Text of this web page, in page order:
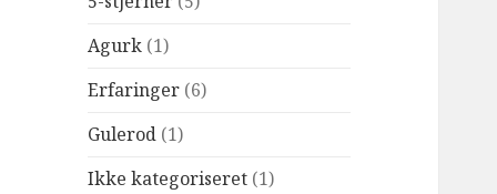
Agurk (1)
Erfaringer (6)
Gulerod (1)
Ikke kategoriseret (1)